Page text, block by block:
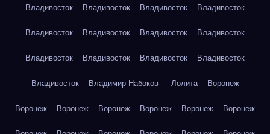
Владивосток Владивосток Владивосток Владивосток
Владивосток Владивосток Владивосток Владивосток
Владивосток Владивосток Владивосток Владивосток
Владивосток Владимир Набоков — Лолита Воронеж
Воронеж Воронеж Воронеж Воронеж Воронеж Воронеж